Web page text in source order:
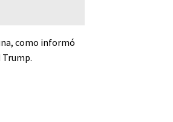
como informó